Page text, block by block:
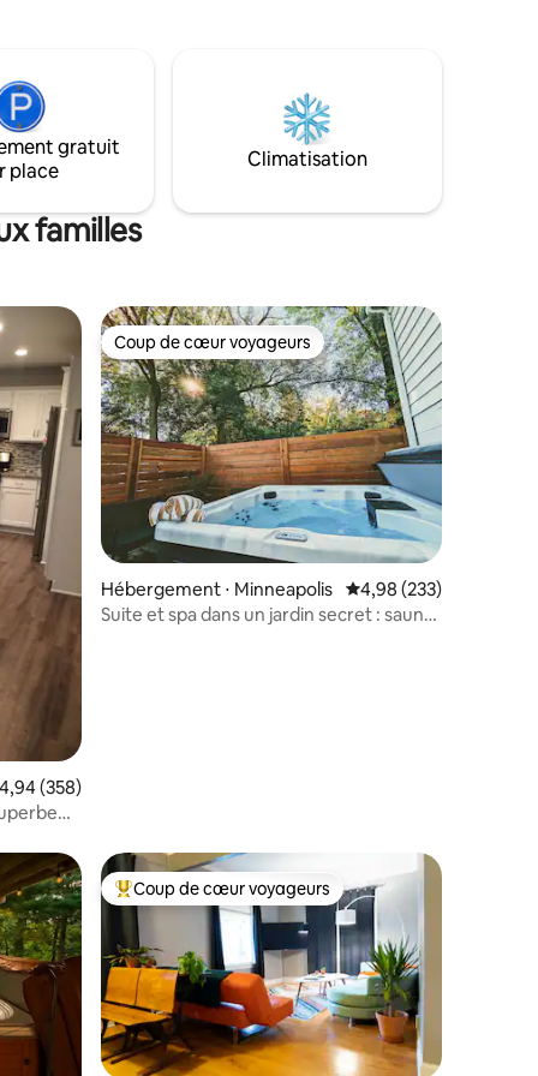
du
à
de
et
ville.
votre
(15 MIN) • ACCÈS FACILE À L'AÉROPORT
ET AU CENTRE COMMERCIAL
D'AMÉRIQUE (30 MIN) • CHEMINS DE
RANDONNÉE DE MEDICINE LAKE (2 MIN)
WIFI RAPIDE GRATUIT • ARRIVÉE
AUTONOME AVEC CLAVIER ;
gratuit
place
Climatisation
familles
: 5 sur 5
appréciés
moyenne sur la base de 358 commentaires : 4,94 sur 5
4,94 (358)
Coup de cœur voyageurs
Coup de cœur voyageurs
Hébergement ⋅ Minneapolis Évaluation moyenne
4,98 (233)
Suite et spa dans un jardin secret : sauna
appréciés Coups de cœur voyageurs les plus appréciés
Coup de cœur voyageurs